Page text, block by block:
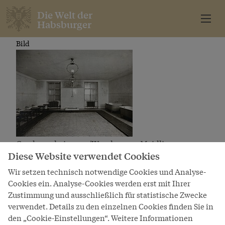
Die Welt der
Habsburger
Bild
Gardewachzimmer/Waschraum ‚Meidlinger
Viereckl’
Die Welt der
Habsburger
Diese Website verwendet Cookies
Wir setzen technisch notwendige Cookies und Analyse-
Cookies ein. Analyse-Cookies werden erst mit Ihrer
Zustimmung und ausschließlich für statistische Zwecke
verwendet. Details zu den einzelnen Cookies finden Sie in
den „Cookie-Einstellungen“. Weitere Informationen